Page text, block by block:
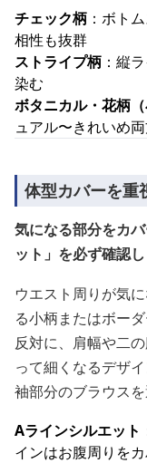
チェック柄 ：ボト
相性も抜群
ストライプ柄 ：縦
染む
ボタニカル・花柄（
ュアル〜きれいめ
体型カバーを重
気になる部分をカ
ット」を必ず確認し
ウエスト周りが気
る小柄またはボーダ
反対に、肩幅や二
って細くなるデザ
袖部分のブラウス
Aラインシルエット
インはお腹周りを